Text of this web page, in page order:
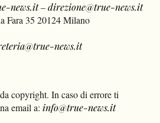
news.it–direzione@true-news.it
Fara 35 20124 Milano
news.it
copyright. In caso di errore ti
email a: info@true-news.it